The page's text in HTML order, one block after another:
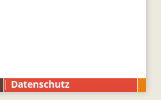
| Datenschutz